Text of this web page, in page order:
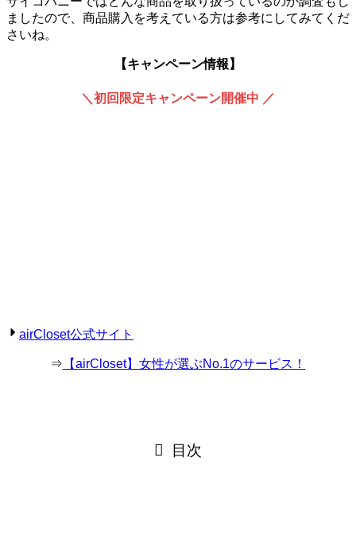
ましたので、商品購入を考えている方は参考にしてみてくだ
さいね。
【キャンペーン情報】
＼初回限定キャンペーン開催中 ／
airCloset公式サイト
⇒ 【airCloset】女性が選ぶNo.1のサービス！
目次